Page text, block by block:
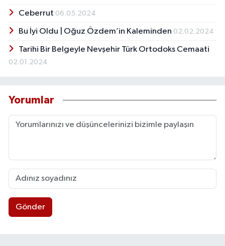
Ceberrut 06.05.2024
Bu İyi Oldu | Oğuz Özdem’in Kaleminden 02.02.2024
Tarihi Bir Belgeyle Nevşehir Türk Ortodoks Cemaati
02.01.2024
Yorumlar
Gönder